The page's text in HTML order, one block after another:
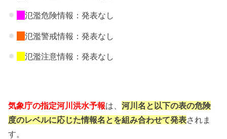
氾濫危険情報：発表なし
氾濫警戒情報：発表なし
氾濫注意情報：発表なし
気象庁の指定河川洪水予報は、河川名と以下の表の危険
度のレベルに応じた情報名とを組み合わせて発表されま
す。